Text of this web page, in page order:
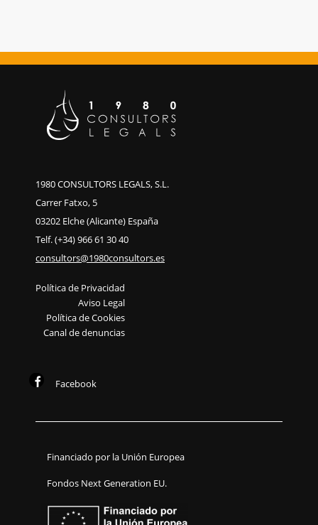
1980 CONSULTORS LEGALS, S.L.
Carrer Fatxo, 5
03202 Elche (Alicante) España
Telf. (+34) 966 61 30 40
consultors@1980consultors.es
Política de Privacidad
Aviso Legal
Política de Cookies
Canal de denuncias
Facebook
Financiado por la Unión Europea
Fondos Next Generation EU.